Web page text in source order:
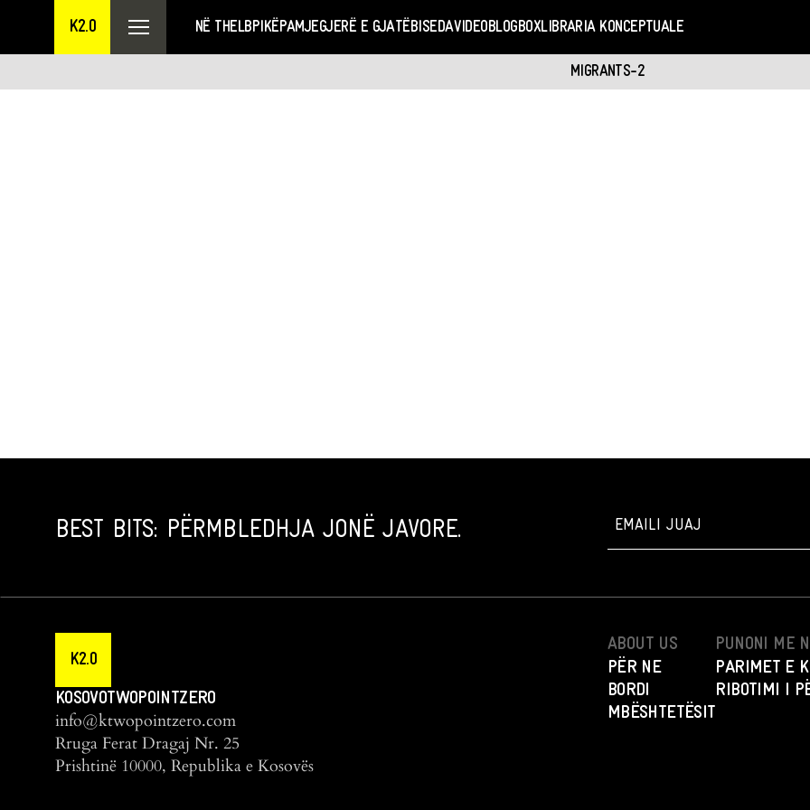
K2.0 NË THELBPIKËPAMJEGJERË E GJATËBISEDAVIDEOBLOGBOXLIBRARIA KONCEPTUALE
MIGRANTS-2
BEST BITS: PËRMBLEDHJA JONË JAVORE.
K2.0
KOSOVOTWOPOINTZERO
info@ktwopointzero.com
Rruga Ferat Dragaj Nr. 25
Prishtinë 10000, Republika e Kosovës
ABOUT US
PËR NE
BORDI
MBËSHTETËSIT
PUNONI ME
PARIMET E
RIBOTIMI I